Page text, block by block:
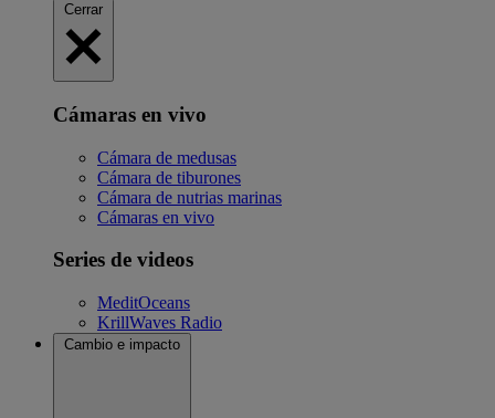
Cerrar
Cámaras en vivo
Cámara de medusas
Cámara de tiburones
Cámara de nutrias marinas
Cámaras en vivo
Series de videos
MeditOceans
KrillWaves Radio
Cambio e impacto